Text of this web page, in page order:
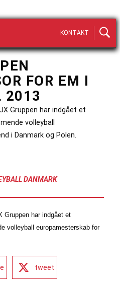
KONTAKT
FOR EM I
2013
Gruppen har indgået et
volleyball
i Danmark og Polen.
DANMARK
Gruppen har indgået et
volleyball europamesterskab for
tweet